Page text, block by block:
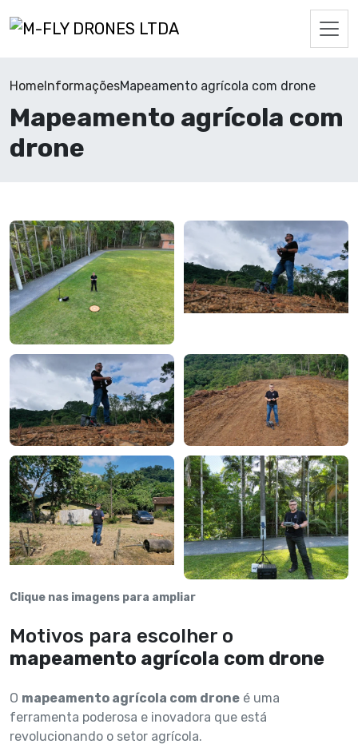
HomeInformaçõesMapeamento agrícola com drone
Mapeamento agrícola com
drone
Clique nas imagens para ampliar
Motivos para escolher o
mapeamento agrícola com drone
O mapeamento agrícola com drone é uma
ferramenta poderosa e inovadora que está
revolucionando o setor agrícola.